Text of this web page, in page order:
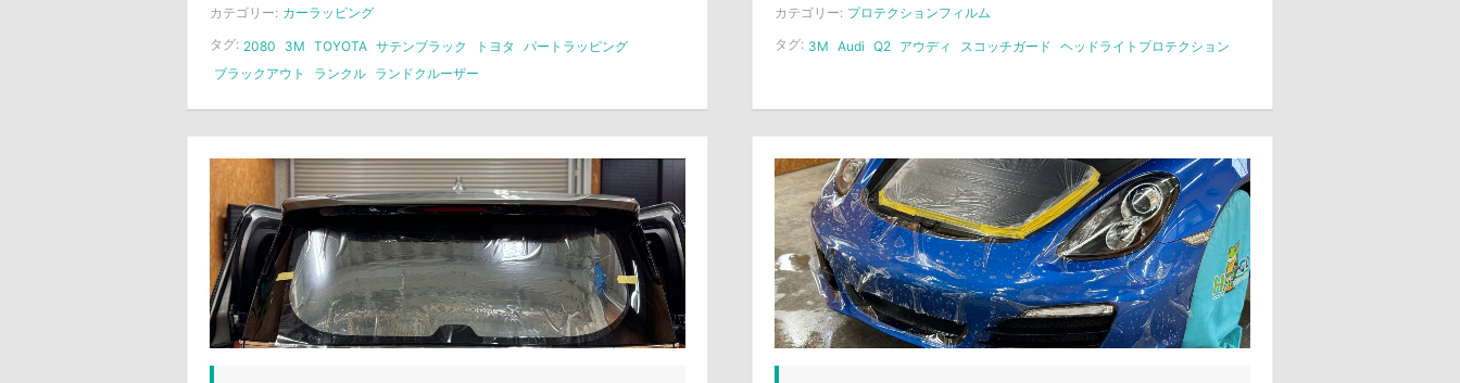
カテゴリー: カーラッピング
タグ: 2080 3M TOYOTA サテンブラック トヨタ
パートラッピング
ブラックアウト
ランクル ランドクルーザー
カテゴリー: プロテクションフィルム
タグ: 3M Audi Q2 アウディ スコッチガード ヘッドライトプロテクション